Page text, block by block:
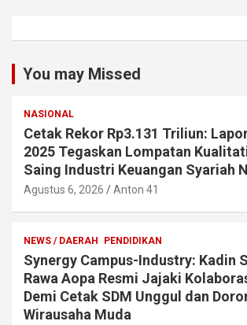
You may Missed
NASIONAL
Cetak Rekor Rp3.131 Triliun:
2025 Tegaskan Lompatan
Saing Industri Keuangan Syariah
Agustus 6, 2026 Anton 41
NEWS / DAERAH PENDIDIKAN
Synergy Campus-Industry: Kadin
Rawa Aopa Resmi Jajaki
Demi Cetak SDM Unggul dan
Wirausaha Muda